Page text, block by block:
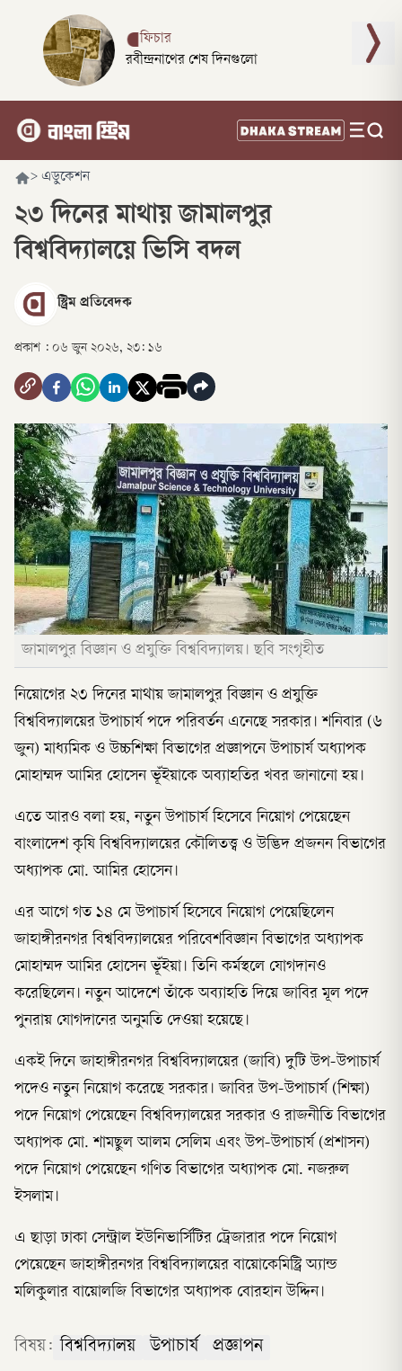
ফিচার
রবীন্দ্রনাথের শেষ দিনগুলো
> এডুকেশন
২৩ দিনের মাথায় জামালপুর
বিশ্ববিদ্যালয়ে ভিসি বদল
স্ট্রিম প্রতিবেদক
প্রকাশ : ০৬ জুন ২০২৬, ২৩: ১৬
জামালপুর বিজ্ঞান ও প্রযুক্তি বিশ্ববিদ্যালয়। ছবি সংগৃহীত
নিয়োগের ২৩ দিনের মাথায় জামালপুর বিজ্ঞান ও প্রযুক্তি
বিশ্ববিদ্যালয়ের উপাচার্য পদে পরিবর্তন এনেছে সরকার। শনিবার (৬
জুন) মাধ্যমিক ও উচ্চশিক্ষা বিভাগের প্রজ্ঞাপনে উপাচার্য অধ্যাপক
মোহাম্মদ আমির হোসেন ভূঁইয়াকে অব্যাহতির খবর জানানো হয়।
এতে আরও বলা হয়, নতুন উপাচার্য হিসেবে নিয়োগ পেয়েছেন
বাংলাদেশ কৃষি বিশ্ববিদ্যালয়ের কৌলিতত্ত্ব ও উদ্ভিদ প্রজনন বিভাগের
অধ্যাপক মো. আমির হোসেন।
এর আগে গত ১৪ মে উপাচার্য হিসেবে নিয়োগ পেয়েছিলেন
জাহাঙ্গীরনগর বিশ্ববিদ্যালয়ের পরিবেশবিজ্ঞান বিভাগের অধ্যাপক
মোহাম্মদ আমির হোসেন ভূঁইয়া। তিনি কর্মস্থলে যোগদানও
করেছিলেন। নতুন আদেশে তাঁকে অব্যাহতি দিয়ে জাবির মূল পদে
পুনরায় যোগদানের অনুমতি দেওয়া হয়েছে।
একই দিনে জাহাঙ্গীরনগর বিশ্ববিদ্যালয়ের (জাবি) দুটি উপ-উপাচার্য
পদেও নতুন নিয়োগ করেছে সরকার। জাবির উপ-উপাচার্য (শিক্ষা)
পদে নিয়োগ পেয়েছেন বিশ্ববিদ্যালয়ের সরকার ও রাজনীতি বিভাগের
অধ্যাপক মো. শামছুল আলম সেলিম এবং উপ-উপাচার্য (প্রশাসন)
পদে নিয়োগ পেয়েছেন গণিত বিভাগের অধ্যাপক মো. নজরুল
ইসলাম।
এ ছাড়া ঢাকা সেন্ট্রাল ইউনিভার্সিটির ট্রেজারার পদে নিয়োগ
পেয়েছেন জাহাঙ্গীরনগর বিশ্ববিদ্যালয়ের বায়োকেমিস্ট্রি অ্যান্ড
মলিকুলার বায়োলজি বিভাগের অধ্যাপক বোরহান উদ্দিন।
বিষয়: বিশ্ববিদ্যালয় উপাচার্য প্রজ্ঞাপন